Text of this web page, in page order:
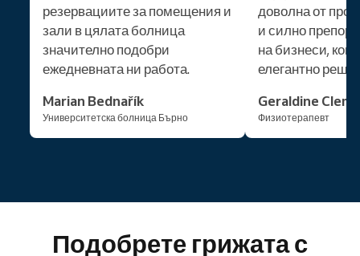
резервациите за помещения и
зали в цялата болница
значително подобри
ежедневната ни работа.
Marian Bednařík
Университетска болница Бърно
доволна от
и силно
на бизнеси,
елегантно
Geraldine
Физиотерапевт
Подобрете грижата с